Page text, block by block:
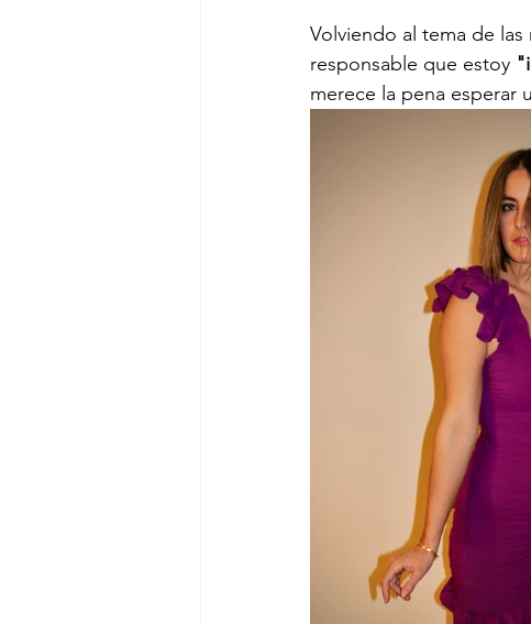
Volviendo al tema de
responsable que estoy
merece la pena esperar